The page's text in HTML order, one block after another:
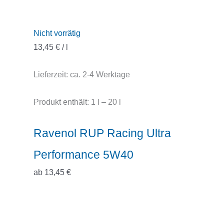
Nicht vorrätig
13,45 €/
Lieferzeit: ca. 2-4 Werktage
Produkt enthält: 1 – 20
Ravenol RUP Racing Ultra
Performance 5W40
ab 13,45 €